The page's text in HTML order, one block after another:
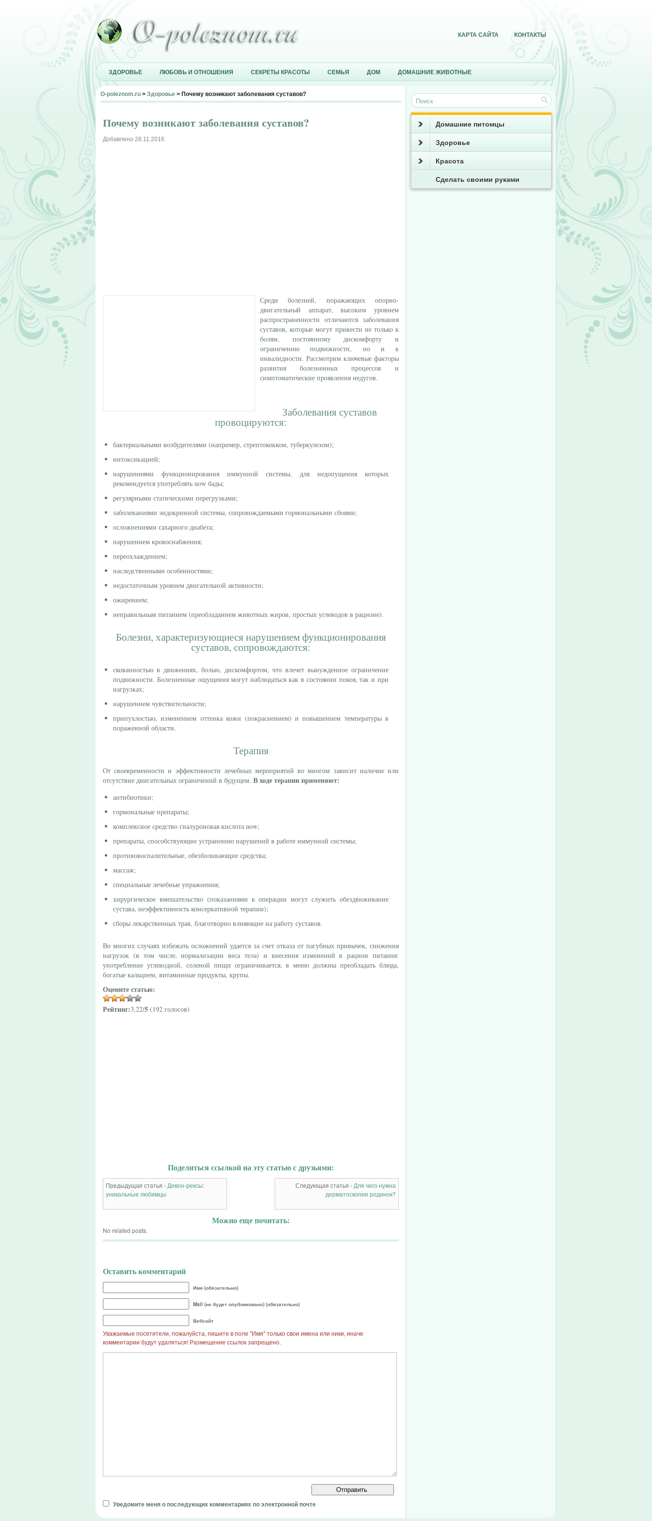
КАРТА САЙТА КОНТАКТЫ
ЗДОРОВЬЕ ЛЮБОВЬ И ОТНОШЕНИЯ СЕКРЕТЫ КРАСОТЫ СЕМЬЯ ДОМ ДОМАШНИЕ ЖИВОТНЫЕ
O-poleznom.ru > Здоровье > Почему возникают заболевания суставов?
Почему возникают заболевания суставов?
Добавлено 28.11.2016
Среди болезней, поражающих опорно-
двигательный аппарат, высоким уровнем
распространенности отличаются заболевания
суставов, которые могут привести не только к
болям, постоянному дискомфорту и
ограничению подвижности, но и к
инвалидности. Рассмотрим ключевые факторы
развития болезненных процессов и
симптоматические проявления недугов.
Заболевания суставов
провоцируются:
бактериальными возбудителями (например, стрептококком, туберкулезом);
интоксикацией;
нарушениями функционирования иммунной системы, для недопущения которых
рекомендуется употреблять now бады;
регулярными статическими перегрузками;
заболеваниями эндокринной системы, сопровождаемыми гормональными сбоями;
осложнениями сахарного диабета;
нарушением кровоснабжения;
переохлаждением;
наследственными особенностями;
недостаточным уровнем двигательной активности;
ожирением;
неправильным питанием (преобладанием животных жиров, простых углеводов в рационе).
Болезни, характеризующиеся нарушением функционирования
суставов, сопровождаются:
скованностью в движениях, болью, дискомфортом, что влечет вынужденное ограничение
подвижности. Болезненные ощущения могут наблюдаться как в состоянии покоя, так и при
нагрузках;
нарушением чувствительности;
припухлостью, изменением оттенка кожи (покраснением) и повышением температуры в
пораженной области.
Терапия
От своевременности и эффективности лечебных мероприятий во многом зависит наличие или
отсутствие двигательных ограничений в будущем. В ходе терапии применяют:
антибиотики;
гормональные препараты;
комплексное средство гиалуроновая кислота now;
препараты, способствующие устранению нарушений в работе иммунной системы;
противовоспалительные, обезболивающие средства;
массаж;
специальные лечебные упражнения;
хирургическое вмешательство (показаниями к операции могут служить обездвиживание
сустава, неэффективность консервативной терапии);
сборы лекарственных трав, благотворно влияющие на работу суставов.
Во многих случаях избежать осложнений удается за счет отказа от пагубных привычек, снижения
нагрузок (в том числе, нормализации веса тела) и внесения изменений в рацион питания:
употребление углеводной, соленой пищи ограничивается, в меню должны преобладать блюда,
богатые кальцием, витаминные продукты, крупы.
Оцените статью:
Рейтинг:3,22/5 (192 голосов)
Поделиться ссылкой на эту статью с друзьями:
Предыдущая статья - Девон-рексы:
уникальные любимцы
Следующая статья - Для чего нужна
дерматоскопия родинок?
Можно еще почитать:
No related posts.
Оставить комментарий
Имя (обязательно)
Mail (не будет опубликовано) (обязательно)
Вебсайт
Уважаемые посетители, пожалуйста, пишите в поле "Имя" только свои имена или ники, иначе
комментарии будут удаляться! Размещение ссылок запрещено.
Уведомите меня о последующих комментариях по электронной почте
Домашние питомцы
Здоровье
Красота
Сделать своими руками